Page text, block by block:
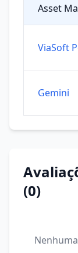
Asset
ViaSoft
Gemini
(0)